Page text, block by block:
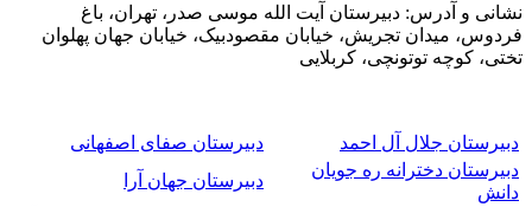
نشانی و آدرس: دبیرستان آیت الله موسی صدر، تهران، باغ
فردوس، میدان تجریش، خیابان مقصودبیک، خیابان جهان پهلوان
تختی، کوچه توتونچی، کربلایی
دبیرستان جلال آل احمد
دبیرستان صفای اصفهانی
دبیرستان دخترانه ره جویان
دانش
دبیرستان جهان آرا